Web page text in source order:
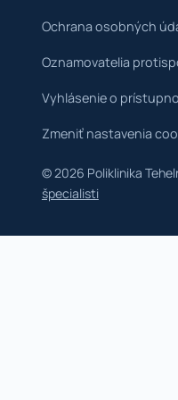
Ochrana osobných
Oznamovatelia
Vyhlásenie o
Zmeniť nastavenia
© 2026 Poliklinika
špecialisti